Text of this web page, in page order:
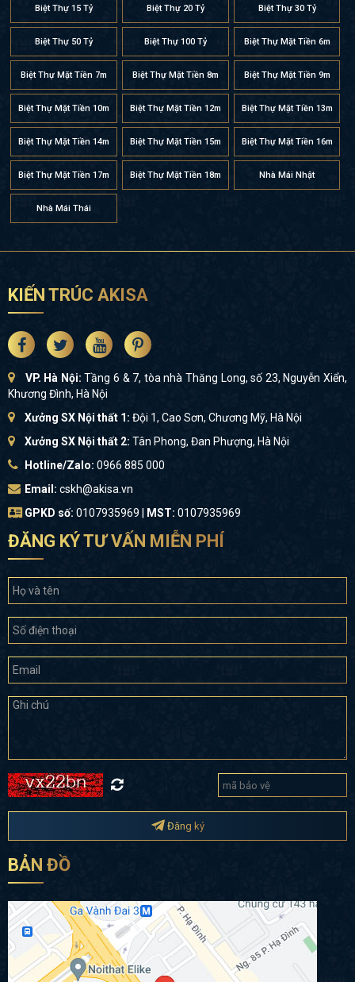
Biệt Thự 15 Tỷ Biệt Thự 20 Tỷ Biệt Thự 30 Tỷ
Biệt Thự 50 Tỷ Biệt Thự 100 Tỷ Biệt Thự Mặt Tiền 6m
Biệt Thự Mặt Tiền 7m Biệt Thự Mặt Tiền 8m Biệt Thự Mặt Tiền 9m
Biệt Thự Mặt Tiền 10m Biệt Thự Mặt Tiền 12m Biệt Thự Mặt Tiền 13m
Biệt Thự Mặt Tiền 14m Biệt Thự Mặt Tiền 15m Biệt Thự Mặt Tiền 16m
Biệt Thự Mặt Tiền 17m Biệt Thự Mặt Tiền 18m Nhà Mái Nhật
Nhà Mái Thái
KIẾN TRÚC AKISA
VP. Hà Nội:Tầng 6 & 7, tòa nhà Thăng Long, số 23, Nguyễn Xiển,
Khương Đình, Hà Nội
Xưởng SX Nội thất 1: Đội 1, Cao Sơn, Chương Mỹ, Hà Nội
Xưởng SX Nội thất 2: Tân Phong, Đan Phượng, Hà Nội
Hotline/Zalo: 0966 885 000
Email: cskh@akisa.vn
GPKD số: 0107935969 | MST: 0107935969
ĐĂNG KÝ TƯ VẤN MIỄN PHÍ
Đăng ký
BẢN ĐỒ